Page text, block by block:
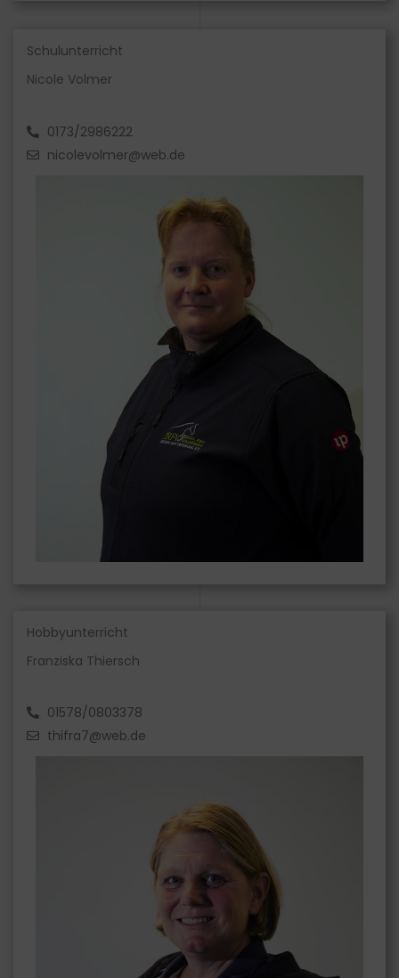
Schulunterricht
Nicole Volmer
0173/2986222
nicolevolmer@web.de
Hobbyunterricht
Franziska Thiersch
01578/0803378
thifra7@web.de